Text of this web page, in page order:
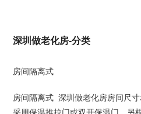
深圳做老化房-分类
房间隔离式
房间隔离式 深圳做老化房房间尺